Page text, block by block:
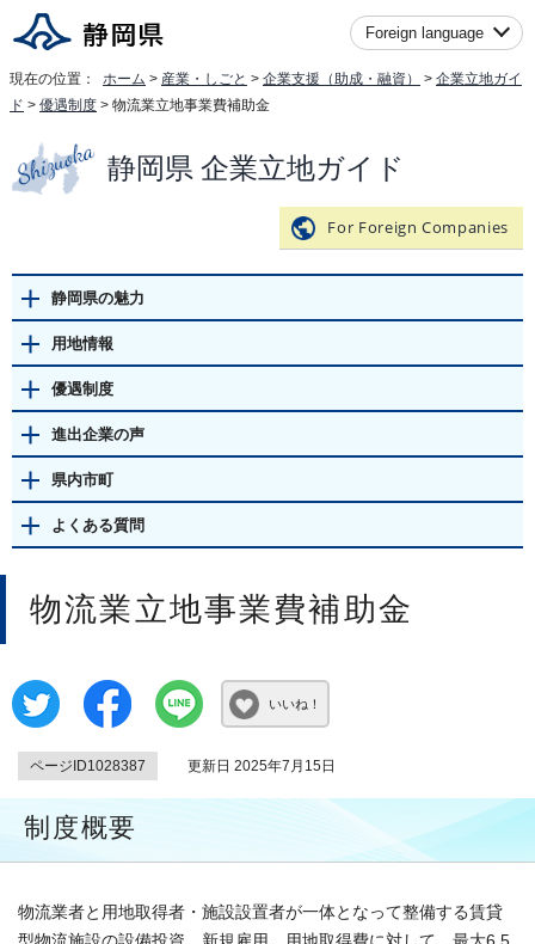
Foreign language
現在の位置： ホーム > 産業・しごと > 企業支援（助成・融資） > 企業立地ガイ
ド > 優遇制度 > 物流業立地事業費補助金
静岡県 企業立地ガイド
For Foreign Companies
静岡県の魅力
用地情報
優遇制度
進出企業の声
県内市町
よくある質問
物流業立地事業費補助金
いいね！
ページID1028387 更新日 2025年7月15日
制度概要
物流業者と用地取得者・施設設置者が一体となって整備する賃貸